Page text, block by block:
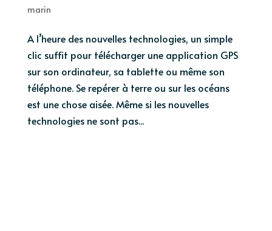
marin
A l’heure des nouvelles technologies, un simple
clic suffit pour télécharger une application GPS
sur son ordinateur, sa tablette ou même son
téléphone. Se repérer à terre ou sur les océans
est une chose aisée. Même si les nouvelles
technologies ne sont pas...